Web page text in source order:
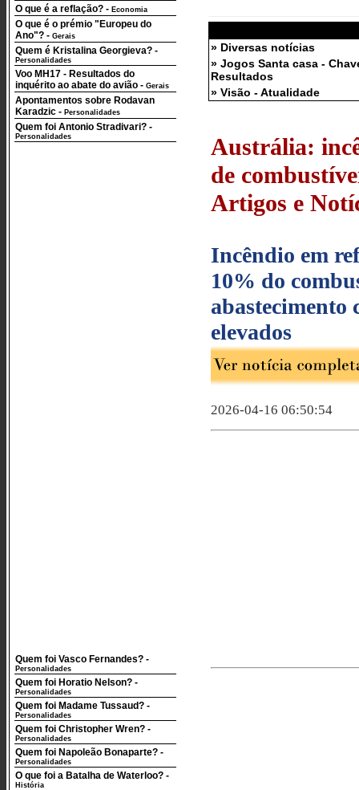
O que é a reflação? - Economia
O que é o prémio "Europeu do
Ano"? - Gerais
Quem é Kristalina Georgieva? -
Personalidades
Voo MH17 - Resultados do
inquérito ao abate do avião - Gerais
Apontamentos sobre Rodavan
Karadzic - Personalidades
Quem foi Antonio Stradivari? -
Personalidades
Quem foi Vasco Fernandes? -
Personalidades
Quem foi Horatio Nelson? -
Personalidades
Quem foi Madame Tussaud? -
Personalidades
Quem foi Christopher Wren? -
Personalidades
Quem foi Napoleão Bonaparte? -
Personalidades
O que foi a Batalha de Waterloo? -
História
» Diversas notícias
» Jogos Santa casa -
Resultados
» Visão - Atualidade
Austrália:
de
Artigos e
Incêndio em
10% do
abastecimento
elevados
2026-04-16 06:50:54